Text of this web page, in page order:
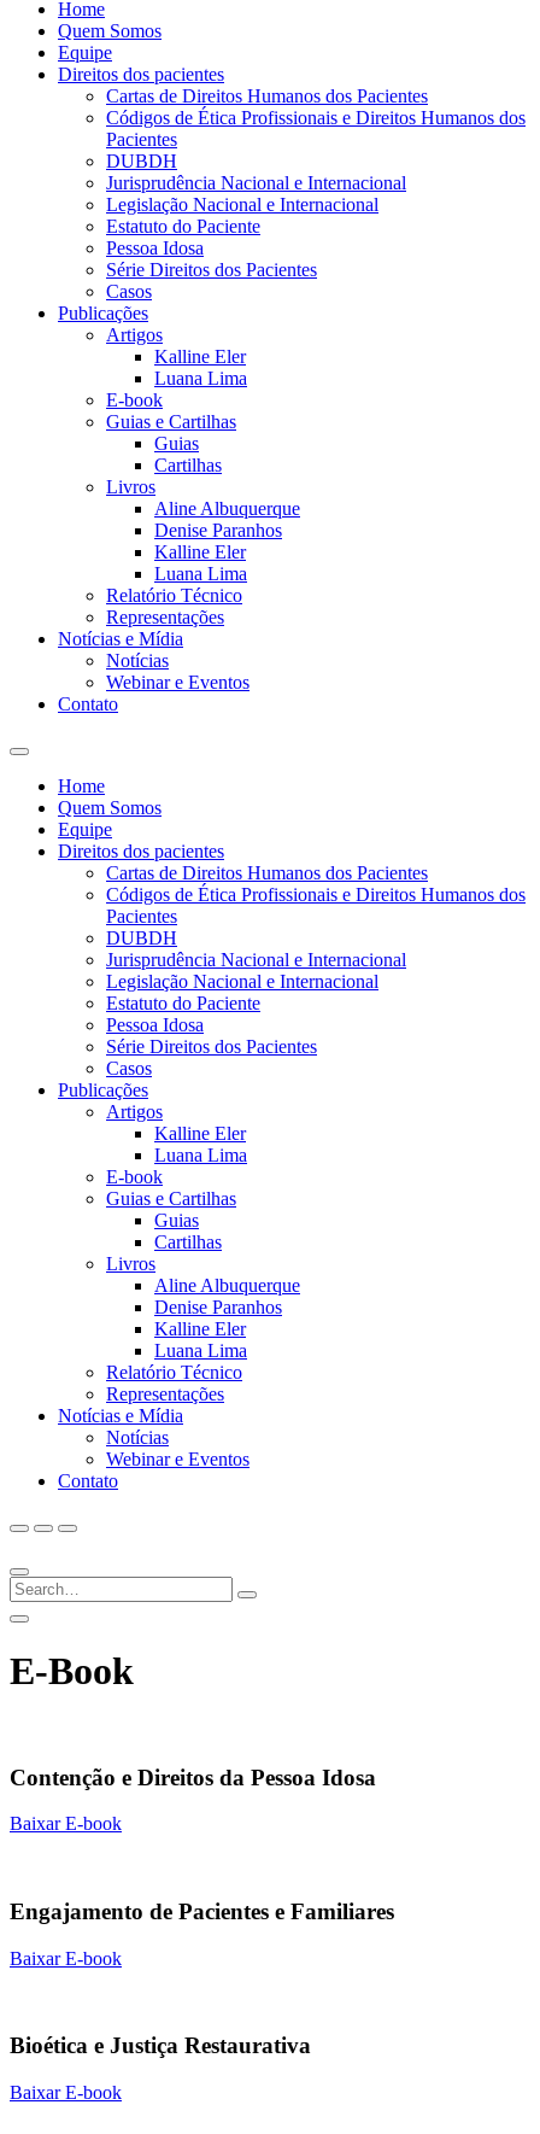
Home
Quem Somos
Equipe
Direitos dos pacientes
Cartas de Direitos Humanos dos Pacientes
Códigos de Ética Profissionais e Direitos Humanos dos
Pacientes
DUBDH
Jurisprudência Nacional e Internacional
Legislação Nacional e Internacional
Estatuto do Paciente
Pessoa Idosa
Série Direitos dos Pacientes
Casos
Publicações
Artigos
Kalline Eler
Luana Lima
E-book
Guias e Cartilhas
Guias
Cartilhas
Livros
Aline Albuquerque​
Denise Paranhos​
Kalline Eler​
Luana Lima
Relatório Técnico
Representações
Notícias e Mídia
Notícias
Webinar e Eventos
Contato
Home
Quem Somos
Equipe
Direitos dos pacientes
Cartas de Direitos Humanos dos Pacientes
Códigos de Ética Profissionais e Direitos Humanos dos
Pacientes
DUBDH
Jurisprudência Nacional e Internacional
Legislação Nacional e Internacional
Estatuto do Paciente
Pessoa Idosa
Série Direitos dos Pacientes
Casos
Publicações
Artigos
Kalline Eler
Luana Lima
E-book
Guias e Cartilhas
Guias
Cartilhas
Livros
Aline Albuquerque​
Denise Paranhos​
Kalline Eler​
Luana Lima
Relatório Técnico
Representações
Notícias e Mídia
Notícias
Webinar e Eventos
Contato
E-Book
Contenção e Direitos da Pessoa Idosa
Baixar E-book
Engajamento de Pacientes e Familiares
Baixar E-book
Bioética e Justiça Restaurativa
Baixar E-book